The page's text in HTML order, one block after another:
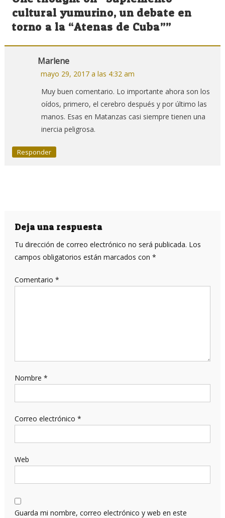
entradas
cultural yumurino, un debate en
torno a la “Atenas de Cuba””
Marlene
mayo 29, 2017 a las 4:32 am
Muy buen comentario. Lo importante ahora son los
oídos, primero, el cerebro después y por último las
manos. Esas en Matanzas casi siempre tienen una
inercia peligrosa.
Responder
Deja una respuesta
Tu dirección de correo electrónico no será publicada. Los
campos obligatorios están marcados con *
Comentario *
Nombre *
Correo electrónico *
Web
Guarda mi nombre, correo electrónico y web en este